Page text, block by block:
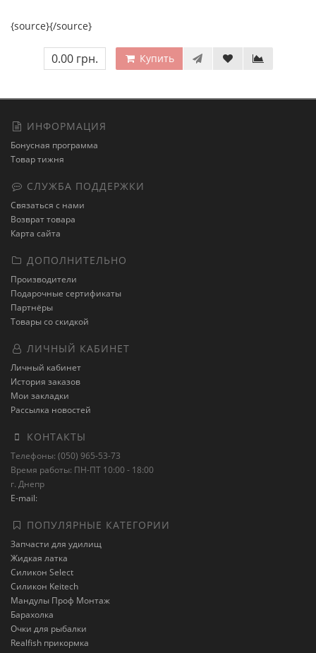
{source}{/source}
0.00 грн. Купить
ИНФОРМАЦИЯ
Бонусная программа
Товар тижня
СЛУЖБА ПОДДЕРЖКИ
Связаться с нами
Возврат товара
Карта сайта
ДОПОЛНИТЕЛЬНО
Производители
Подарочные сертификаты
Партнёры
Товары со скидкой
ЛИЧНЫЙ КАБИНЕТ
Личный кабинет
История заказов
Мои закладки
Рассылка новостей
КОНТАКТЫ
Телефоны: (050) 965-53-73
Время работы: ПН-ПТ 10:00 - 18:00
г. Днепр
E-mail:
ПОПУЛЯРНЫЕ КАТЕГОРИИ
Запчасти для удилищ
Жидкая латка
Силикон Select
Силикон Keitech
Мандулы Проф Монтаж
Барахолка
Очки для рыбалки
Realfish прикормка